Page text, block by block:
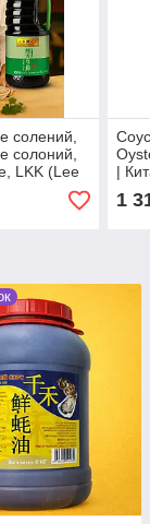
солений,
солоний,
LKK (Lee
1.750
|
255
По
1